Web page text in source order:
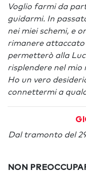
Voglio farmi da
guidarmi. In
nei miei schemi, e
rimanere attaccato
permetterò alla
risplendere nel
Ho un vero
connettermi a
Dal tramonto del
NON